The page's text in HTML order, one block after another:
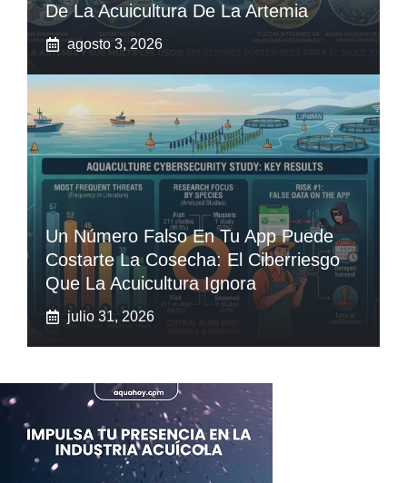
De La Acuicultura De La Artemia
agosto 3, 2026
Un Número Falso En Tu App Puede
Costarte La Cosecha: El Ciberriesgo
Que La Acuicultura Ignora
julio 31, 2026